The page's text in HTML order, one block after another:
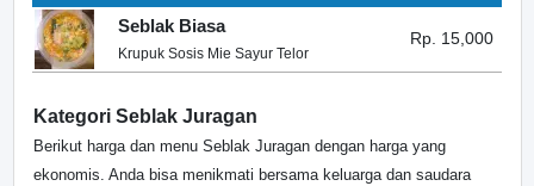
Seblak Biasa
Krupuk Sosis Mie Sayur Telor
Rp. 15,000
Kategori Seblak Juragan
Berikut harga dan menu Seblak Juragan dengan harga yang
ekonomis. Anda bisa menikmati bersama keluarga dan saudara